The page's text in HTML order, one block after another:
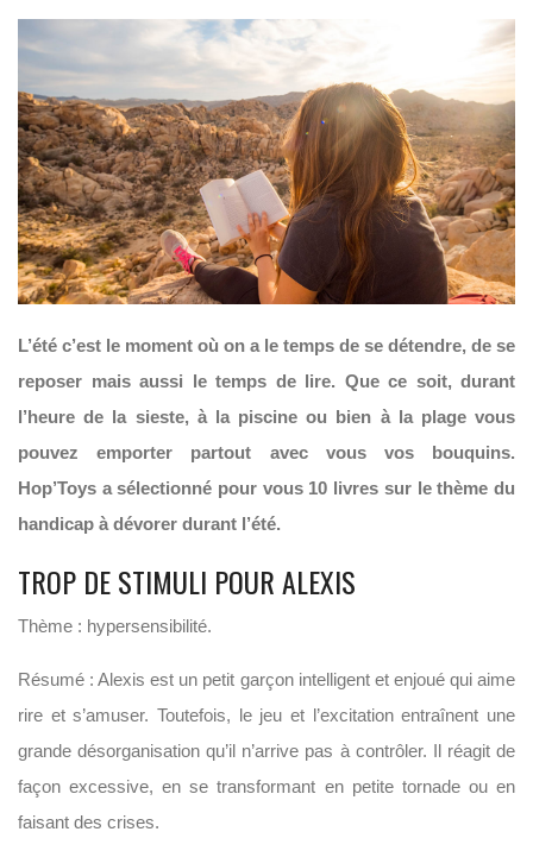
L’été c’est le moment où on a le temps de se détendre, de se
reposer mais aussi le temps de lire. Que ce soit, durant
l’heure de la sieste, à la piscine ou bien à la plage vous
pouvez emporter partout avec vous vos bouquins.
Hop’Toys a sélectionné pour vous 10 livres sur le thème du
handicap à dévorer durant l’été.
TROP DE STIMULI POUR ALEXIS
Thème : hypersensibilité.
Résumé : Alexis est un petit garçon intelligent et enjoué qui aime
rire et s’amuser. Toutefois, le jeu et l’excitation entraînent une
grande désorganisation qu’il n’arrive pas à contrôler. Il réagit de
façon excessive, en se transformant en petite tornade ou en
faisant des crises.